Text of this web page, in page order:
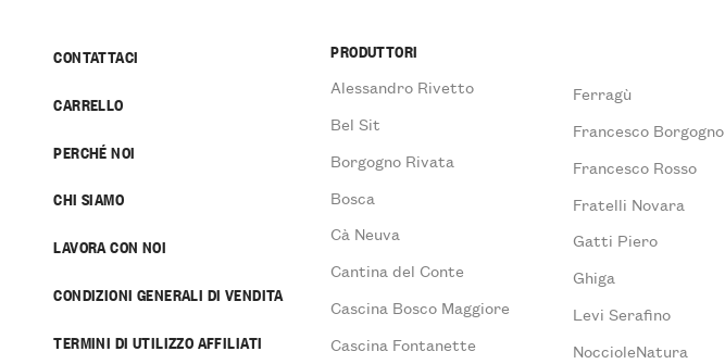
CONTATTACI
CARRELLO
PERCHÉ NOI
CHI SIAMO
LAVORA CON NOI
CONDIZIONI GENERALI DI VENDITA
TERMINI DI UTILIZZO AFFILIATI
PRODUTTORI
Alessandro Rivetto
Bel Sit
Borgogno Rivata
Bosca
Cà Neuva
Cantina del Conte
Cascina Bosco Maggiore
Cascina Fontanette
Ferragù
Francesco Borgogno
Francesco Rosso
Fratelli Novara
Gatti Piero
Ghiga
Levi Serafino
NoccioleNatura